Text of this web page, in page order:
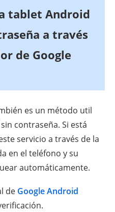
tablet Android
a través
de Google
es un método util
contraseña. Si está
servicio a través de la
en el teléfono y su
automáticamente.
de Google Android